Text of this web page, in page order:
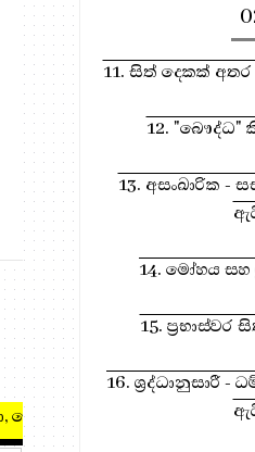
ධර්ම දානය සඳහා, මෙතැන
11. සිත් දෙකක්
12. "බෞද්ධ"
13. අසංඛාරික -
14. මෝහය සහ
15. ප්‍රභාස්වර
16. ශ්‍රද්ධානුසාරී -